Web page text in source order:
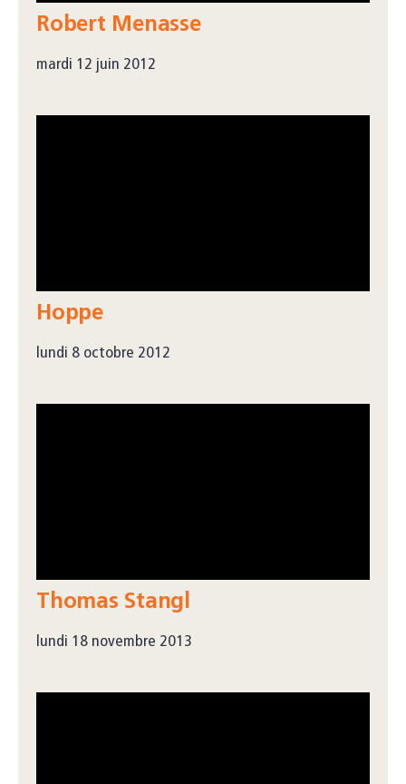
Robert Menasse
mardi 12 juin 2012
Hoppe
lundi 8 octobre 2012
Thomas Stangl
lundi 18 novembre 2013